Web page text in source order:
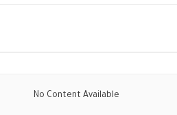
No Content Available